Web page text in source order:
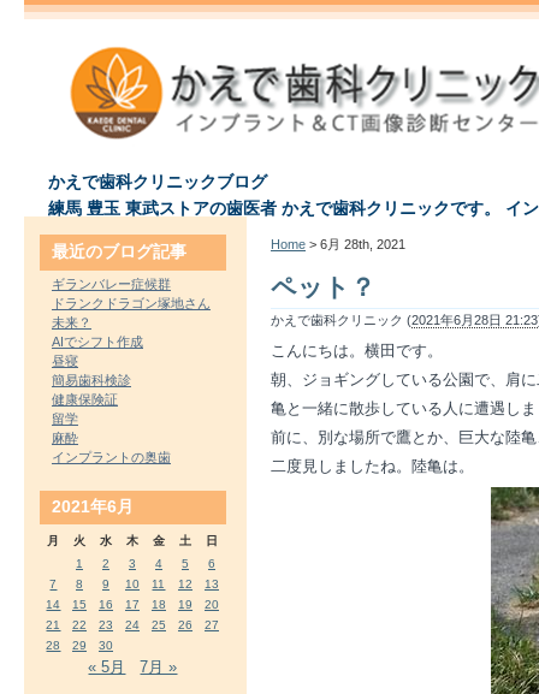
かえで歯科クリニックブログ
練馬 豊玉 東武ストアの歯医者 かえで歯科クリニックです。 イ
Home > 6月 28th, 2021
ペット？
かえで歯科クリニック (2021年6月28日 21:23
こんにちは。横田です。
朝、ジョギングしている公園で、肩
亀と一緒に散歩している人に遭遇し
前に、別な場所で鷹とか、巨大な陸
二度見しましたね。陸亀は。
最近のブログ記事
ギランバレー症候群
ドランクドラゴン塚地さん
未来？
AIでシフト作成
昼寝
簡易歯科検診
健康保険証
留学
麻酔
インプラントの奥歯
2021年6月
月 火 水 木 金 土
日
1
2 3 4 5
6
7
8 9 10 11 12
13
14
15 16 17 18 19
20
21
22 23 24 25 26
27
28
29 30
« 5月 7月 »